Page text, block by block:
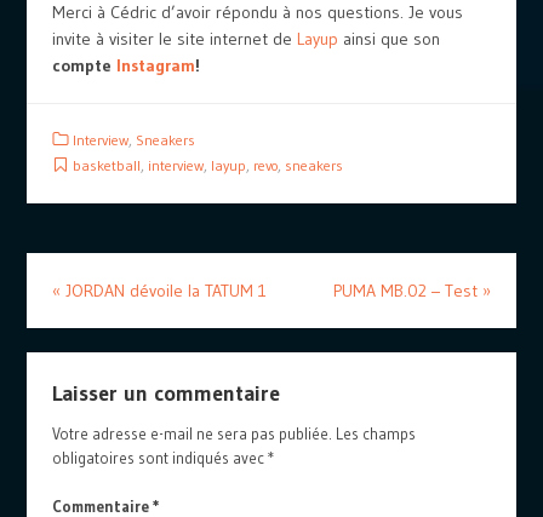
Merci à Cédric d’avoir répondu à nos questions. Je vous
invite à visiter le site internet de Layup ainsi que son
compte Instagram!
Interview, Sneakers
basketball, interview, layup, revo, sneakers
« JORDAN dévoile la TATUM 1 PUMA MB.02 – Test »
Laisser un commentaire
Votre adresse e-mail ne sera pas publiée. Les champs
obligatoires sont indiqués avec*
Commentaire*